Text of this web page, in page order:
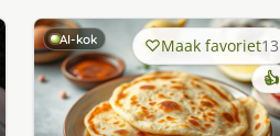
AI-kok Maak favoriet13
👍